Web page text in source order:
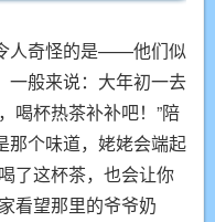
人奇怪的是——他们似
一般来说：大年初一去
喝杯热茶补补吧！”陪
那个味道，姥姥会端起
了这杯茶，也会让你
看望那里的爷爷奶